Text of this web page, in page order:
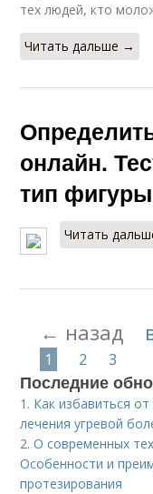
тех людей, кто
Читать дальше →
онлайн.
тип
Читать
← назад
1 2 3
Последние
1. Как избавиться
лечения угревой
2.О современных
Особенности и
протезирования